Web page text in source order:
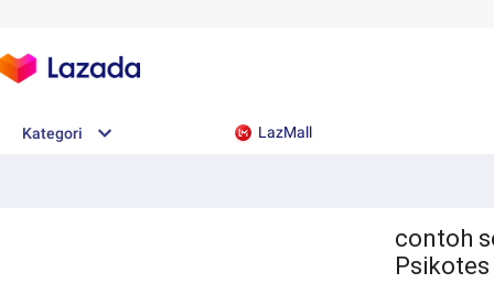
Kategori LazMall
contoh